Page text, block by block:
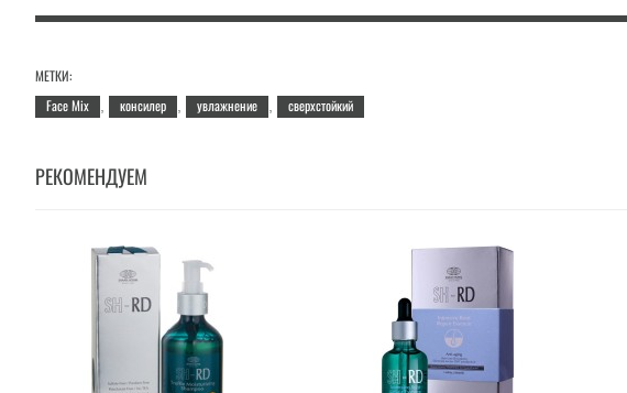
Объём:
МЕТКИ:
Face Mix
консилер увлажнение сверхстойкий
РЕКОМЕНДУЕМ